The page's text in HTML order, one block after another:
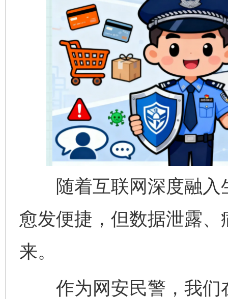
随着互联网深度融入
愈发便捷，但数据泄露
来。
作为网安民警，我们